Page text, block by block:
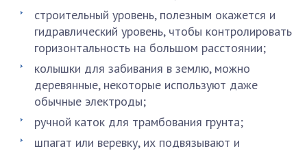
строительный уровень, полезным окажется и
гидравлический уровень, чтобы контролировать
горизонтальность на большом расстоянии;
колышки для забивания в землю, можно
деревянные, некоторые используют даже
обычные электроды;
ручной каток для трамбования грунта;
шпагат или веревку, их подвязывают и